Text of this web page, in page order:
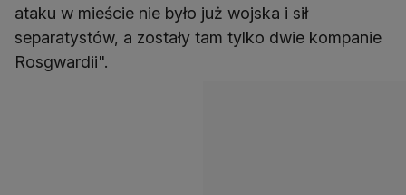
ataku w mieście nie było już wojska i sił
separatystów, a zostały tam tylko dwie kompanie
Rosgwardii".